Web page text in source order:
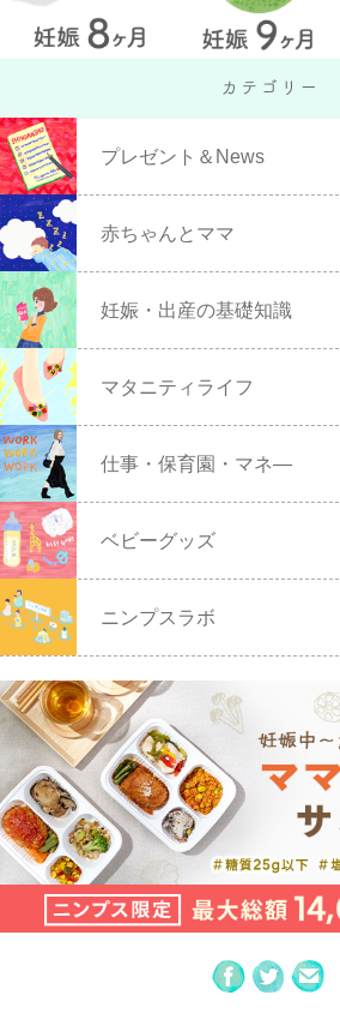
プレゼント＆News
赤ちゃんとママ
妊娠・出産の基礎知識
マタニティライフ
仕事・保育園・マネ―
ベビーグッズ
ニンプスラボ